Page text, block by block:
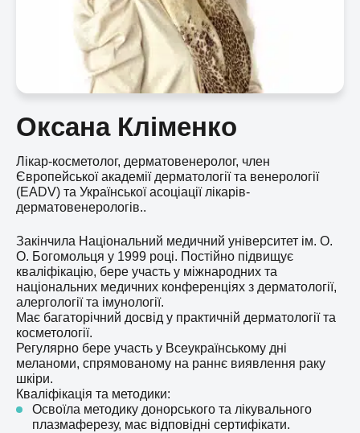
Оксана Кліменко
Лікар-косметолог, дерматовенеролог, член
Європейської академії дерматології та венерології
(EADV) та Української асоціації лікарів-
дерматовенерологів..
Закінчила Національний медичний університет ім. О.
О. Богомольця у 1999 році. Постійно підвищує
кваліфікацію, бере участь у міжнародних та
національних медичних конференціях з дерматології,
алергології та імунології.
Має багаторічний досвід у практичній дерматології та
косметології.
Регулярно бере участь у Всеукраїнському дні
меланоми, спрямованому на раннє виявлення раку
шкіри.
Кваліфікація та методики:
Освоїла методику донорського та лікувального
плазмаферезу, має відповідні сертифікати.